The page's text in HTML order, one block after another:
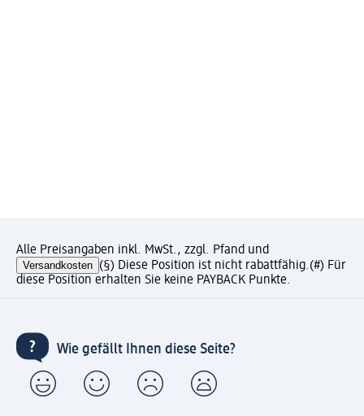
Alle Preisangaben inkl. MwSt., zzgl. Pfand und
Versandkosten (§) Diese Position ist nicht rabattfähig.(#) Für
diese Position erhalten Sie keine PAYBACK Punkte.
Wie gefällt Ihnen diese Seite?